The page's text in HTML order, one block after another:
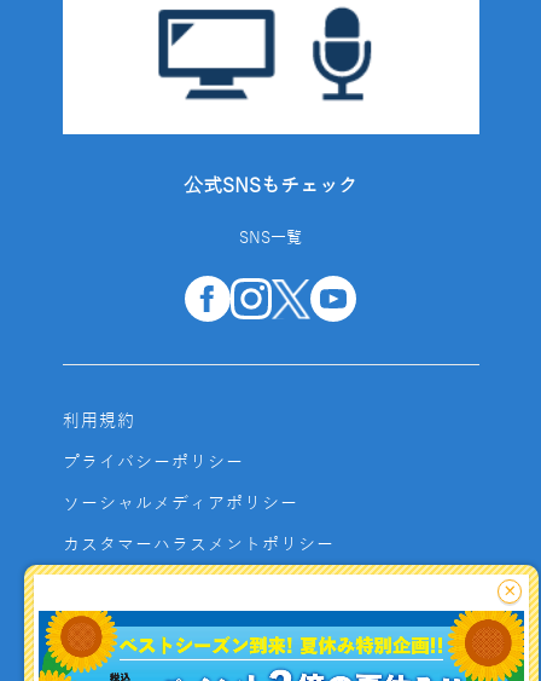
公式SNSもチェック
SNS一覧
利用規約
プライバシーポリシー
ソーシャルメディアポリシー
カスタマーハラスメントポリシー
よくあるご質問
お問い合わせ
×